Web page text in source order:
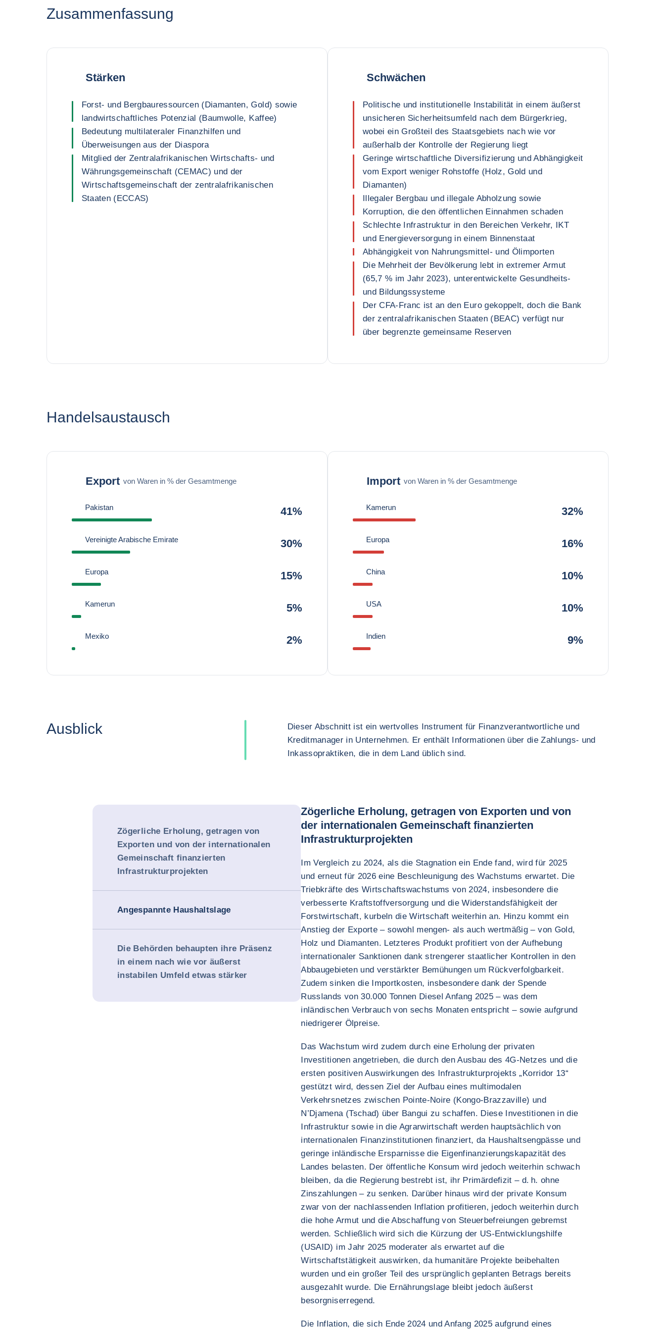
Zusammenfassung
Stärken
Forst- und Bergbauressourcen (Diamanten, Gold) sowie
landwirtschaftliches Potenzial (Baumwolle, Kaffee)
Bedeutung multilateraler Finanzhilfen und
Überweisungen aus der Diaspora
Mitglied der Zentralafrikanischen Wirtschafts- und
Währungsgemeinschaft (CEMAC) und der
Wirtschaftsgemeinschaft der zentralafrikanischen
Staaten (ECCAS)
Schwächen
Politische und institutionelle Instabilität in einem äußerst
unsicheren Sicherheitsumfeld nach dem Bürgerkrieg,
wobei ein Großteil des Staatsgebiets nach wie vor
außerhalb der Kontrolle der Regierung liegt
Geringe wirtschaftliche Diversifizierung und Abhängigkeit
vom Export weniger Rohstoffe (Holz, Gold und
Diamanten)
Illegaler Bergbau und illegale Abholzung sowie
Korruption, die den öffentlichen Einnahmen schaden
Schlechte Infrastruktur in den Bereichen Verkehr, IKT
und Energieversorgung in einem Binnenstaat
Abhängigkeit von Nahrungsmittel- und Ölimporten
Die Mehrheit der Bevölkerung lebt in extremer Armut
(65,7 % im Jahr 2023), unterentwickelte Gesundheits-
und Bildungssysteme
Der CFA-Franc ist an den Euro gekoppelt, doch die Bank
der zentralafrikanischen Staaten (BEAC) verfügt nur
über begrenzte gemeinsame Reserven
Handelsaustausch
Export von Waren in % der Gesamtmenge
Pakistan 41%
Vereinigte Arabische Emirate 30%
Europa 15%
Kamerun 5%
Mexiko 2%
Import von Waren in % der Gesamtmenge
Kamerun 32%
Europa 16%
China 10%
USA 10%
Indien 9%
Ausblick
Dieser Abschnitt ist ein wertvolles Instrument für Finanzverantwortliche und
Kreditmanager in Unternehmen. Er enthält Informationen über die Zahlungs- und
Inkassopraktiken, die in dem Land üblich sind.
Zögerliche Erholung, getragen von
Exporten und von der internationalen
Gemeinschaft finanzierten
Infrastrukturprojekten
Angespannte Haushaltslage
Die Behörden behaupten ihre Präsenz
in einem nach wie vor äußerst
instabilen Umfeld etwas stärker
Zögerliche Erholung, getragen von Exporten und von
der internationalen Gemeinschaft finanzierten
Infrastrukturprojekten
Im Vergleich zu 2024, als die Stagnation ein Ende fand, wird für 2025
und erneut für 2026 eine Beschleunigung des Wachstums erwartet. Die
Triebkräfte des Wirtschaftswachstums von 2024, insbesondere die
verbesserte Kraftstoffversorgung und die Widerstandsfähigkeit der
Forstwirtschaft, kurbeln die Wirtschaft weiterhin an. Hinzu kommt ein
Anstieg der Exporte – sowohl mengen- als auch wertmäßig – von Gold,
Holz und Diamanten. Letzteres Produkt profitiert von der Aufhebung
internationaler Sanktionen dank strengerer staatlicher Kontrollen in den
Abbaugebieten und verstärkter Bemühungen um Rückverfolgbarkeit.
Zudem sinken die Importkosten, insbesondere dank der Spende
Russlands von 30.000 Tonnen Diesel Anfang 2025 – was dem
inländischen Verbrauch von sechs Monaten entspricht – sowie aufgrund
niedrigerer Ölpreise.
Das Wachstum wird zudem durch eine Erholung der privaten
Investitionen angetrieben, die durch den Ausbau des 4G-Netzes und die
ersten positiven Auswirkungen des Infrastrukturprojekts „Korridor 13“
gestützt wird, dessen Ziel der Aufbau eines multimodalen
Verkehrsnetzes zwischen Pointe-Noire (Kongo-Brazzaville) und
N’Djamena (Tschad) über Bangui zu schaffen. Diese Investitionen in die
Infrastruktur sowie in die Agrarwirtschaft werden hauptsächlich von
internationalen Finanzinstitutionen finanziert, da Haushaltsengpässe und
geringe inländische Ersparnisse die Eigenfinanzierungskapazität des
Landes belasten. Der öffentliche Konsum wird jedoch weiterhin schwach
bleiben, da die Regierung bestrebt ist, ihr Primärdefizit – d. h. ohne
Zinszahlungen – zu senken. Darüber hinaus wird der private Konsum
zwar von der nachlassenden Inflation profitieren, jedoch weiterhin durch
die hohe Armut und die Abschaffung von Steuerbefreiungen gebremst
werden. Schließlich wird sich die Kürzung der US-Entwicklungshilfe
(USAID) im Jahr 2025 moderater als erwartet auf die
Wirtschaftstätigkeit auswirken, da humanitäre Projekte beibehalten
wurden und ein großer Teil des ursprünglich geplanten Betrags bereits
ausgezahlt wurde. Die Ernährungslage bleibt jedoch äußerst
besorgniserregend.
Die Inflation, die sich Ende 2024 und Anfang 2025 aufgrund eines